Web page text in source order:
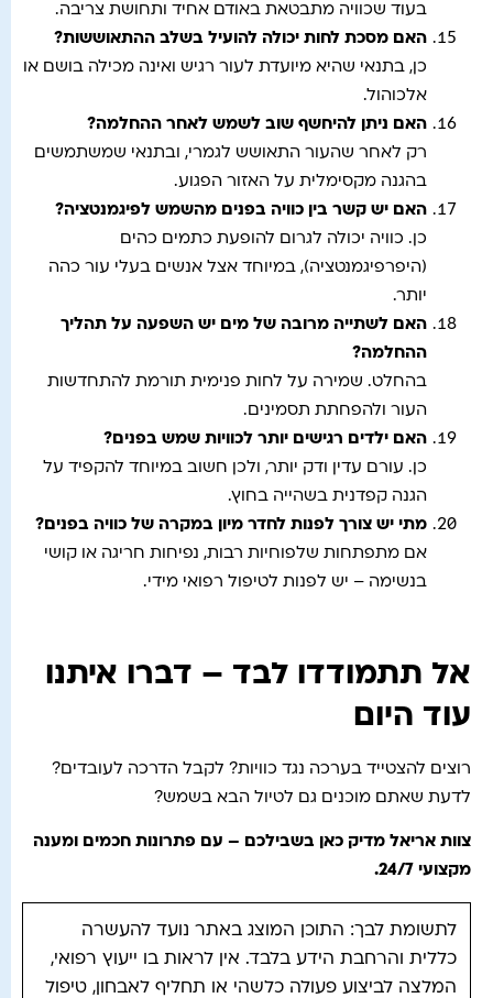
בעוד שכוויה מתבטאת באודם אחיד ותחושת צריבה.
האם מסכת לחות יכולה להועיל בשלב ההתאוששות?
כן, בתנאי שהיא מיועדת לעור רגיש ואינה מכילה בושם או
אלכוהול.
האם ניתן להיחשף שוב לשמש לאחר ההחלמה?
רק לאחר שהעור התאושש לגמרי, ובתנאי שמשתמשים
בהגנה מקסימלית על האזור הפגוע.
האם יש קשר בין כוויה בפנים מהשמש לפיגמנטציה?
כן. כוויה יכולה לגרום להופעת כתמים כהים
(היפרפיגמנטציה), במיוחד אצל אנשים בעלי עור כהה
יותר.
האם לשתייה מרובה של מים יש השפעה על תהליך
ההחלמה?
בהחלט. שמירה על לחות פנימית תורמת להתחדשות
העור ולהפחתת תסמינים.
האם ילדים רגישים יותר לכוויות שמש בפנים?
כן. עורם עדין ודק יותר, ולכן חשוב במיוחד להקפיד על
הגנה קפדנית בשהייה בחוץ.
מתי יש צורך לפנות לחדר מיון במקרה של כוויה בפנים?
אם מתפתחות שלפוחיות רבות, נפיחות חריגה או קושי
בנשימה – יש לפנות לטיפול רפואי מידי.
אל תתמודדו לבד – דברו איתנו
עוד היום
רוצים להצטייד בערכה נגד כוויות? לקבל הדרכה לעובדים?
לדעת שאתם מוכנים גם לטיול הבא בשמש?
צוות אריאל מדיק כאן בשבילכם – עם פתרונות חכמים ומענה
מקצועי 24/7
.
לתשומת לבך: התוכן המוצג באתר נועד להעשרה
כללית והרחבת הידע בלבד. אין לראות בו ייעוץ רפואי,
המלצה לביצוע פעולה כלשהי או תחליף לאבחון, טיפול